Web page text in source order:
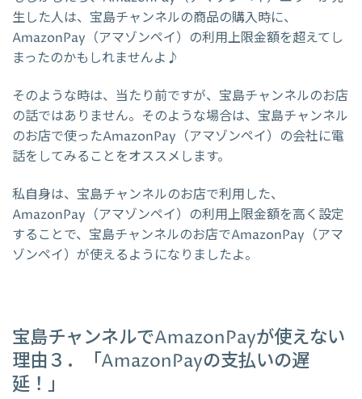
生した人は、宝島チャンネルの商品の購入時に、
AmazonPay（アマゾンペイ）の利用上限金額を超えてし
まったのかもしれませんよ♪
そのような時は、当たり前ですが、宝島チャンネルのお店
の話ではありません。そのような場合は、宝島チャンネル
のお店で使ったAmazonPay（アマゾンペイ）の会社に電
話をしてみることをオススメします。
私自身は、宝島チャンネルのお店で利用した、
AmazonPay（アマゾンペイ）の利用上限金額を高く設定
することで、宝島チャンネルのお店でAmazonPay（アマ
ゾンペイ）が使えるようになりましたよ。
宝島チャンネルでAmazonPayが使えない
理由３．「AmazonPayの支払いの遅
延！」